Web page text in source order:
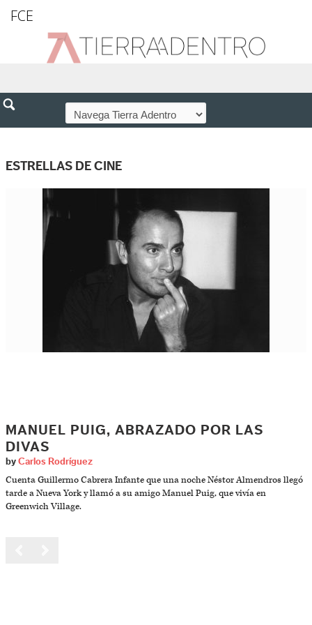
FCE
ESTRELLAS DE CINE
MANUEL PUIG, ABRAZADO POR LAS
DIVAS
by Carlos Rodríguez
Cuenta Guillermo Cabrera Infante que una noche Néstor Almendros llegó
tarde a Nueva York y llamó a su amigo Manuel Puig, que vivía en
Greenwich Village.